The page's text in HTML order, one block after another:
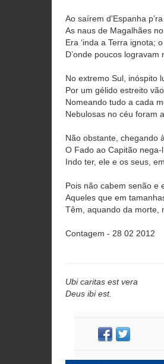
Ao saírem d'Espanha
As naus de Magalhães
Era ‘inda a Terra ignota;
D’onde poucos logravam
No extremo Sul, inóspito
Por um gélido estreito
Nomeando tudo a cada
Nebulosas no céu foram
Não obstante, chegando
O Fado ao Capitão nega-
Indo ter, ele e os seus,
Pois não cabem senão e
Aqueles que em
Têm, aquando da morte,
Contagem - 28 02 2012
Ubi caritas est vera
Deus ibi est.